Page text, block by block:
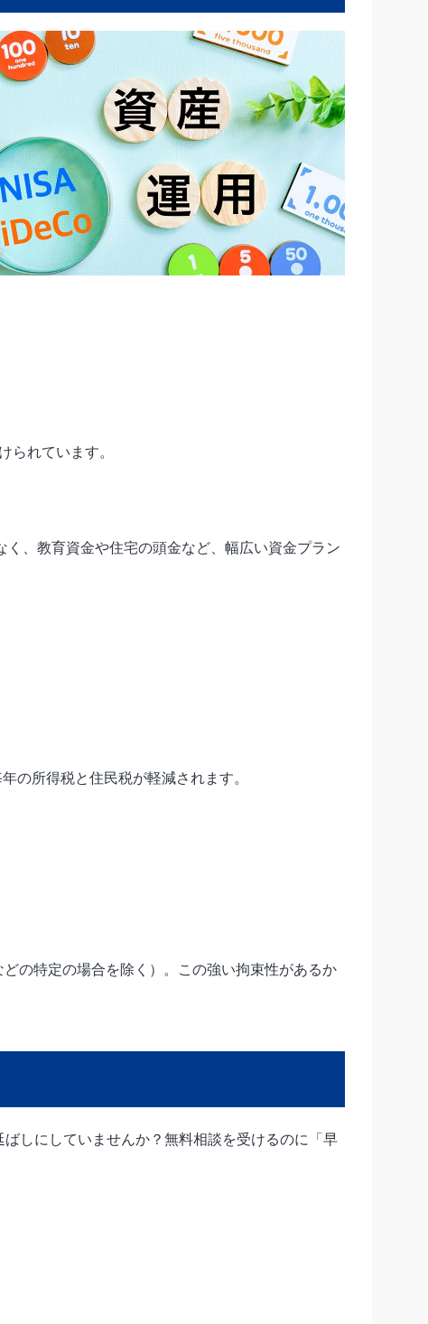
れています。
、教育資金や住宅の頭金など、幅広い資金プラン
の所得税と住民税が軽減されます。
の特定の場合を除く）。この強い拘束性があるか
しにしていませんか？無料相談を受けるのに「早